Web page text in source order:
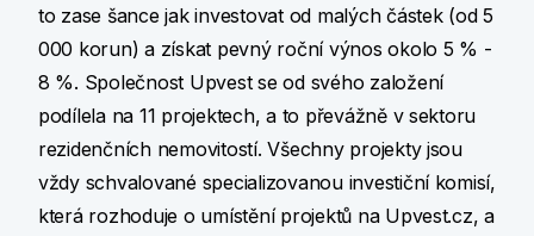
to zase šance jak investovat od malých částek (od 5
000 korun) a získat pevný roční výnos okolo 5 % -
8 %. Společnost Upvest se od svého založení
podílela na 11 projektech, a to převážně v sektoru
rezidenčních nemovitostí. Všechny projekty jsou
vždy schvalované specializovanou investiční komisí,
která rozhoduje o umístění projektů na Upvest.cz, a